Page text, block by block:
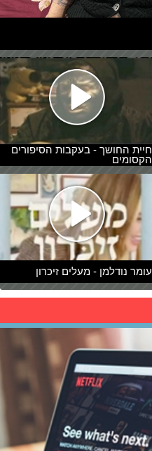
חיית החושך - בעקבות הסיפורים
הקסומים
עומר נודלמן - מעלים זיכרון